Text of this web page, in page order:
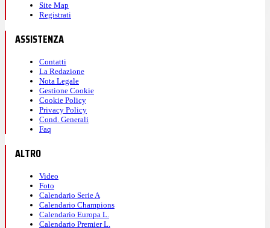
Site Map
Registrati
ASSISTENZA
Contatti
La Redazione
Nota Legale
Gestione Cookie
Cookie Policy
Privacy Policy
Cond. Generali
Faq
ALTRO
Video
Foto
Calendario Serie A
Calendario Champions
Calendario Europa L.
Calendario Premier L.